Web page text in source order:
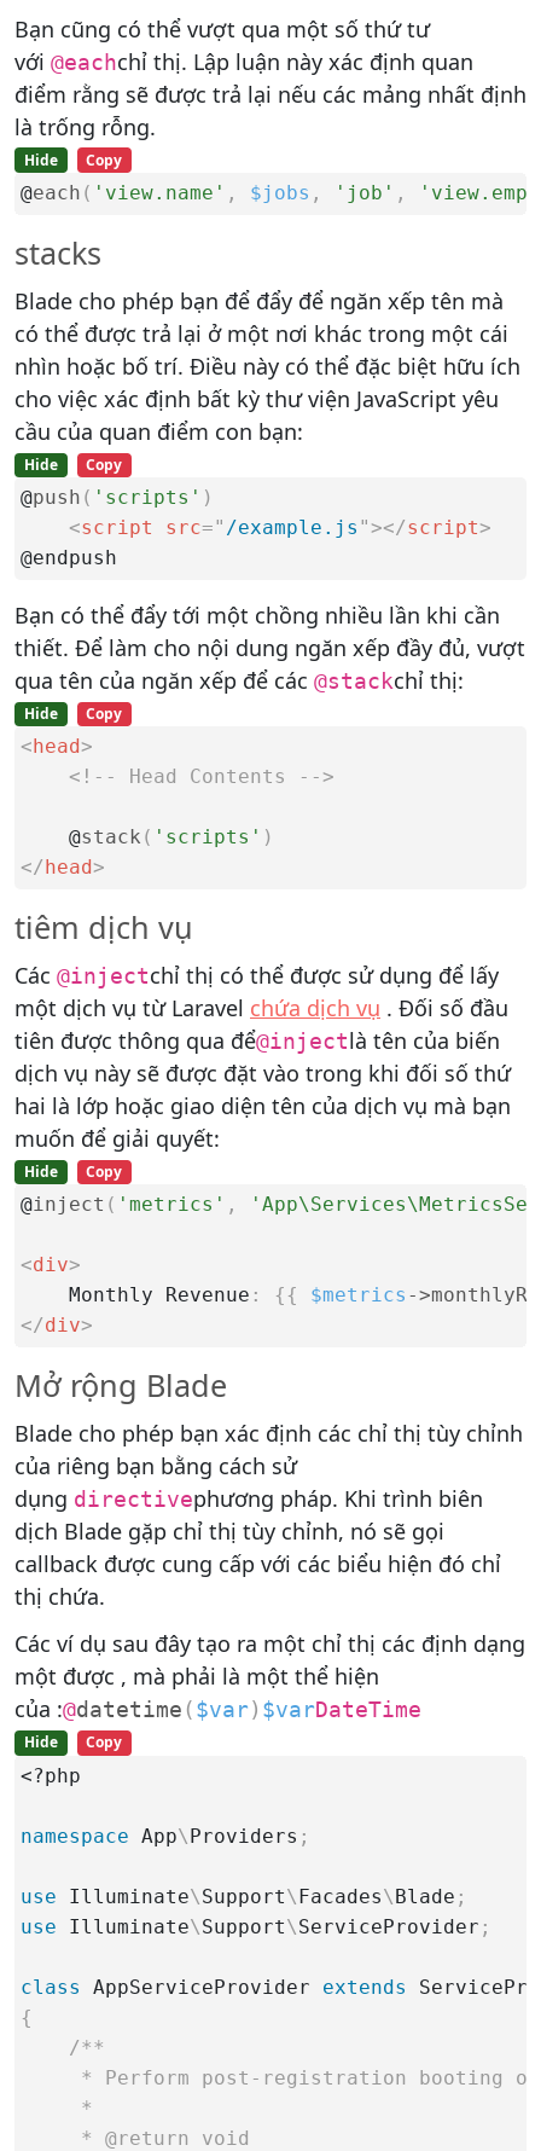
Bạn cũng có thể vượt qua một số thứ tư
với @eachchỉ thị. Lập luận này xác định quan
điểm rằng sẽ được trả lại nếu các mảng nhất định
là trống rỗng.
Hide Copy
@each ( 'view.name' , $jobs , 'job' ,
stacks
Blade cho phép bạn để đẩy để ngăn xếp tên mà
có thể được trả lại ở một nơi khác trong một cái
nhìn hoặc bố trí. Điều này có thể đặc biệt hữu ích
cho việc xác định bất kỳ thư viện JavaScript yêu
cầu của quan điểm con bạn:
Hide Copy
@push ( 'scripts' )
<script src=" /example.js "></script>
@endpush
Bạn có thể đẩy tới một chồng nhiều lần khi cần
thiết. Để làm cho nội dung ngăn xếp đầy đủ, vượt
qua tên của ngăn xếp để các @stackchỉ thị:
Hide Copy
< head>
<!-- Head Contents -->
    @
stack ( 'scripts' )
</ head>
tiêm dịch vụ
Các @injectchỉ thị có thể được sử dụng để lấy
một dịch vụ từ Laravel chứa dịch vụ . Đối số đầu
tiên được thông qua để@injectlà tên của biến
dịch vụ này sẽ được đặt vào trong khi đối số thứ
hai là lớp hoặc giao diện tên của dịch vụ mà bạn
muốn để giải quyết:
Hide Copy
@inject ( 'metrics' ,
<div>
    Monthly Revenue
: {{ $metrics ->
</div>
Mở rộng Blade
Blade cho phép bạn xác định các chỉ thị tùy chỉnh
của riêng bạn bằng cách sử
dụng directivephương pháp. Khi trình biên
dịch Blade gặp chỉ thị tùy chỉnh, nó sẽ gọi
callback được cung cấp với các biểu hiện đó chỉ
thị chứa.
Các ví dụ sau đây tạo ra một chỉ thị các định dạng
một được , mà phải là một thể hiện
của :@datetime ($var) $varDateTime
Hide Copy
<?php
namespace App\ Providers ;
use Illuminate\ Support\ Facades\ Blade ;
use Illuminate\ Support\ ServiceProvider ;
class AppServiceProvider extends
{
/**
* Perform post-registration booting
     *
     * @return void